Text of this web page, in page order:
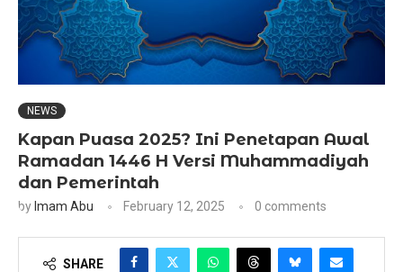
NEWS
Kapan Puasa 2025? Ini Penetapan Awal
Ramadan 1446 H Versi Muhammadiyah
dan Pemerintah
by Imam Abu February 12, 2025 0 comments
SHARE